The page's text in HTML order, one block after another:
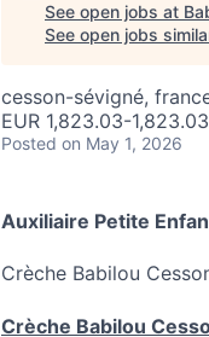
See open jobs at
See open jobs
cesson-sévigné,
EUR 1,823.03-
Posted on May 1, 2026
Auxiliaire Petite
Crèche Babilou
Crèche Babilou